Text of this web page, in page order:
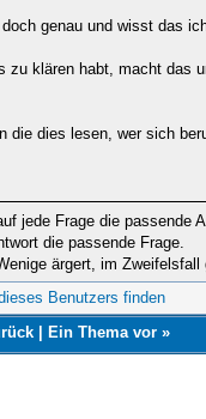
genau und wisst das
zu klären habt, macht das
die dies lesen, wer sich
jede Frage die passende
die passende Frage.
ärgert, im
| Ein Thema vor»